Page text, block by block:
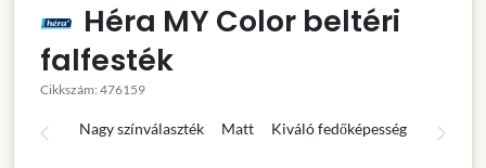
Héra MY Color beltéri
falfesték
Cikkszám: 476159
Nagy színválaszték Matt Kiváló fedőképesség